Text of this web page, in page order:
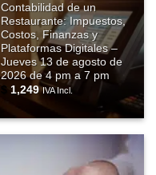
Contabilidad de un
Restaurante: Impuestos,
Costos, Finanzas y
Plataformas Digitales –
Jueves 13 de agosto de
2026 de 4 pm a 7 pm
$ 1,249 IVA Incl.